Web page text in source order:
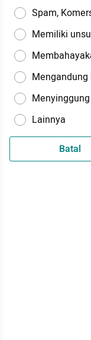
Spam,
Memiliki
Menyinggung
Lainnya
Batal